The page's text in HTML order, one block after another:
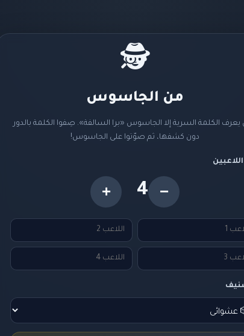
🕵️
من الجاسوس
يعرف الكلمة السرية إلا الجاسوس «برا السالفة». صِفوا الكلمة بالدور
دون كشفها، ثم صوّتوا على الجاسوس!
−
4
+